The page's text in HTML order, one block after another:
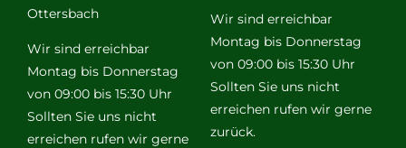
Ottersbach
Wir sind erreichbar
Montag bis Donnerstag
von 09:00 bis 15:30 Uhr
Sollten Sie uns nicht
erreichen rufen wir gerne
Wir sind erreichbar
Montag bis Donnerstag
von 09:00 bis 15:30 Uhr
Sollten Sie uns nicht
erreichen rufen wir gerne
zurück.